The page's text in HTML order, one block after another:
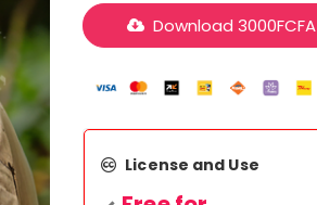
Download 3000FCFA
License and Use